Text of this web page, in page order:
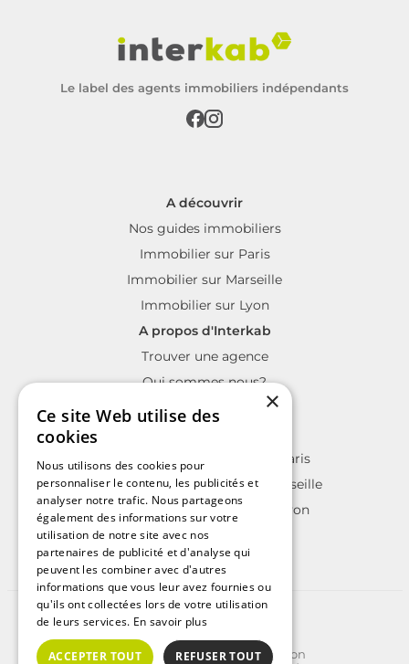
Le label des agents immobiliers indépendants
A découvrir
Nos guides immobiliers
Immobilier sur Paris
Immobilier sur Marseille
Immobilier sur Lyon
A propos d'Interkab
Trouver une agence
Qui sommes nous?
La charte Interkab
Annonces immobilières sur Paris
Annonces immobilières sur Marseille
Annonces immobilières sur Lyon
©2025 | Tous droits réservés
Plan du site
Conditions Générales d'Utilisation
×
Ce site Web utilise des
cookies
Nous utilisons des cookies pour
personnaliser le contenu, les publicités et
analyser notre trafic. Nous partageons
également des informations sur votre
utilisation de notre site avec nos
partenaires de publicité et d'analyse qui
peuvent les combiner avec d'autres
informations que vous leur avez fournies ou
qu'ils ont collectées lors de votre utilisation
de leurs services. En savoir plus
ACCEPTER TOUT REFUSER TOUT